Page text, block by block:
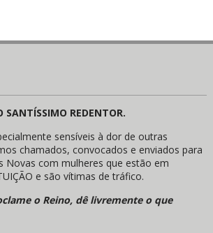
SANTÍSSIMO REDENTOR.
sensíveis à dor de outras
chamados, convocados e enviados para
Novas com mulheres que estão em
e são vítimas de tráfico.
o Reino, dê livremente o que